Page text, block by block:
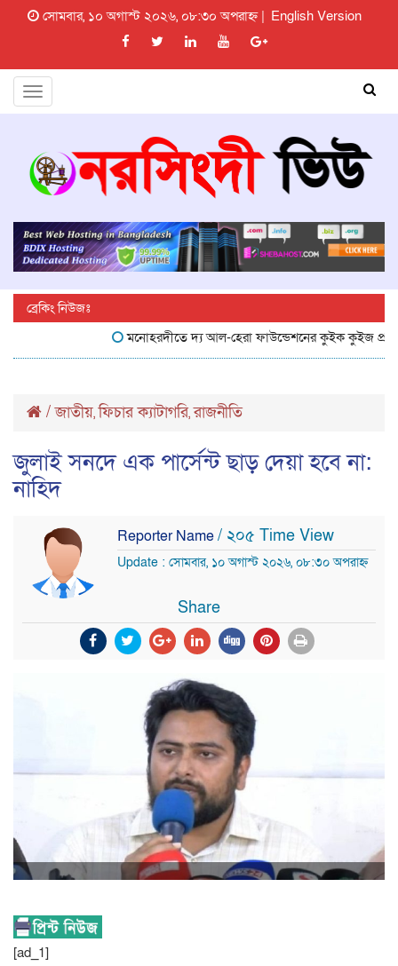
সোমবার, ১০ অগাস্ট ২০২৬, ০৮:৩০ অপরাহ্ন | English Version
Toggle
ব্রেকিং নিউজঃ
মনোহরদীতে দ্য আল-হেরা ফাউন্ডেশনের কুইক কুইজ
/জাতীয়,ফিচার ক্যাটাগরি,রাজনীতি
জুলাই সনদে এক পার্সেন্ট ছাড় দেয়া হবে না:
নাহিদ
Reporter Name/ ২০৫ Time View
Update : সোমবার, ১০ অগাস্ট ২০২৬, ০৮:৩০ অপরাহ্ন
Share
[ad_1]